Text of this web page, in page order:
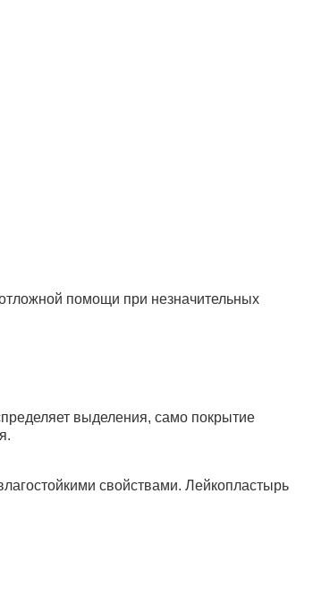
помощи при незначительных
выделения, само покрытие
свойствами. Лейкопластырь